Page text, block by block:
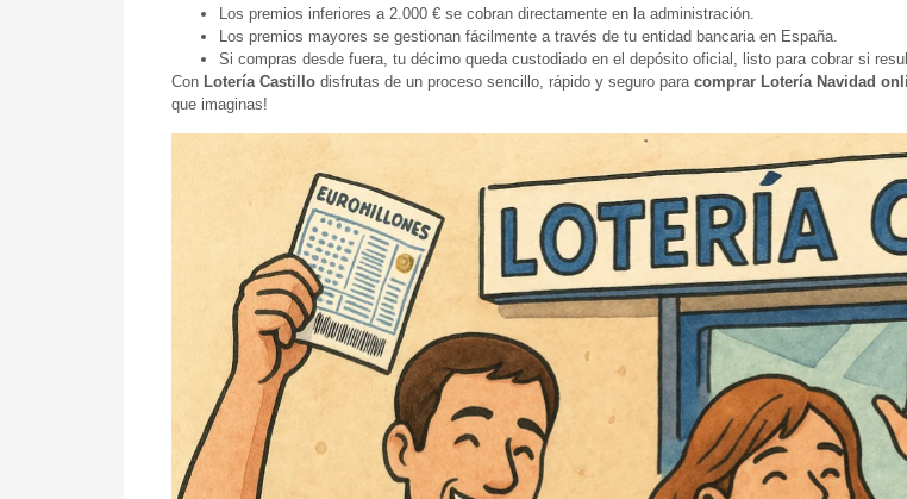
Los premios inferiores a 2.000 € se cobran directamente en la administración.
Los premios mayores se gestionan fácilmente a través de tu entidad bancaria en España.
Si compras desde fuera, tu décimo queda custodiado en el depósito oficial, listo para cobrar si
Con Lotería Castillo disfrutas de un proceso sencillo, rápido y seguro para comprar Lotería Navidad
que imaginas!